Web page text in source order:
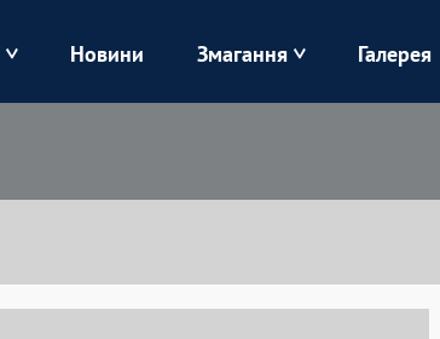
Колос
Новини Змагання Галерея